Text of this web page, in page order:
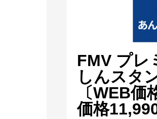
FMV プレ
しんスタ
〔WEB
価格